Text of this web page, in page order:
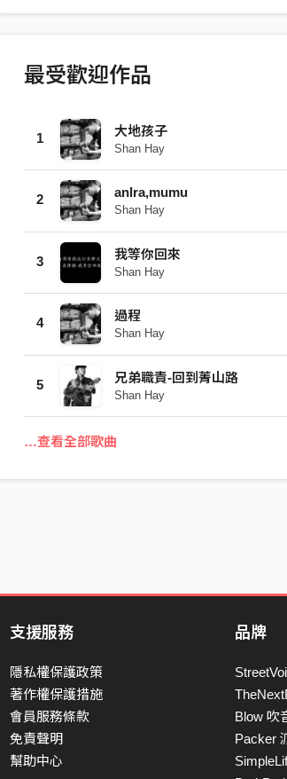
拍的饒舌 還不敢唱著 他們從大賣場99元的
力握著 或者 是彈著吉他幻想台下有萬人在跟
琢每一句的押運 make it work 他不停穿梭在
火車跟著時間賽跑 他想要去買早餐阿姨嫌他
早 清晨的五點坐在月台左晚沒睡太好 他問了
為什麼別人不一定知道 不顧別人的想法 家人
也不讚賞 但錢都砸了 馬子跑了 為了這個夢想
坪小房間裡聽著音樂進入夢鄉 醒來後希望他
你們一點不一樣 副歌： 回到菁山路 回到菁山
yeah~~ho a i ya young 回到菁山路 回到菁山
yeah~~se me na sanay V2: 他是那個少年手
袋 帽子歪的 走路大搖大擺不管前方崎嶇波折
音量調大不想聽你道理鬼扯 你說你做不到的
你還要撐著 因為有個地方讓他忘記這些
上房門之後好像進入另個空間 菁山路24 …
最受歡迎作品
1 大地孩子
Shan Hay
2 anlra,mumu
Shan Hay
3 我等你回來
Shan Hay
4 過程
Shan Hay
5 兄弟職責-回到菁山路
Shan Hay
…查看全部歌曲
支援服務
隱私權保護政策
著作權保護措施
會員服務條款
免責聲明
幫助中心
品牌
Blow 吹
Packer